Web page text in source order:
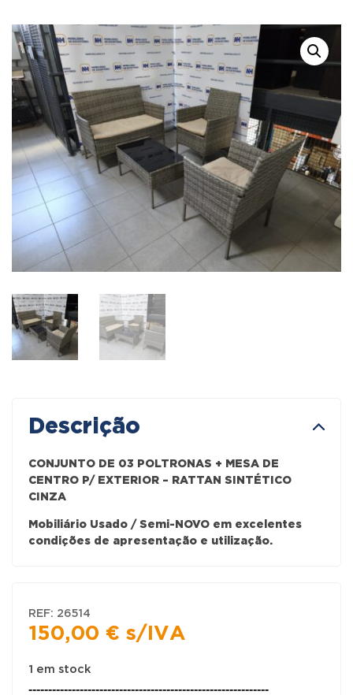
Descrição
CONJUNTO DE 03 POLTRONAS + MESA DE
CENTRO P/ EXTERIOR – RATTAN SINTÉTICO
CINZA
Mobiliário Usado / Semi-NOVO em excelentes
condições de apresentação e utilização.
REF: 26514
150,00 € s/IVA
1 em stock
-------------------------------------------------------------